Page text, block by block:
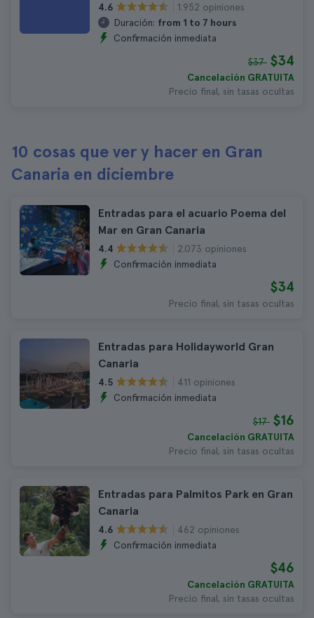
4.6
1.952 opiniones
Duración: from 1 to 7 hours
Confirmación inmediata
$37 $34
Cancelación GRATUITA
Precio final, sin tasas ocultas
10 cosas que ver y hacer en Gran
Canaria en diciembre
Entradas para el acuario Poema del
Mar en Gran Canaria
4.4
2.073 opiniones
Confirmación inmediata
$34
Precio final, sin tasas ocultas
Entradas para Holidayworld Gran
Canaria
4.5
411 opiniones
Confirmación inmediata
$17 $16
Cancelación GRATUITA
Precio final, sin tasas ocultas
Entradas para Palmitos Park en Gran
Canaria
4.6
462 opiniones
Confirmación inmediata
$46
Cancelación GRATUITA
Precio final, sin tasas ocultas